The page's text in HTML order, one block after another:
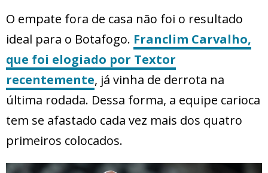
O empate fora de casa não foi o resultado
ideal para o Botafogo. Franclim Carvalho,
que foi elogiado por Textor
recentemente, já vinha de derrota na
última rodada. Dessa forma, a equipe carioca
tem se afastado cada vez mais dos quatro
primeiros colocados.